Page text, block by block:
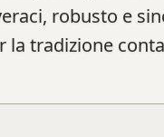
robusto e
la tradizione